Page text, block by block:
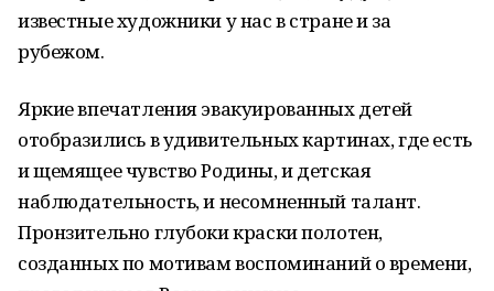
известные художники у нас в стране и за
рубежом.
Яркие впечатления эвакуированных детей
отобразились в удивительных картинах, где есть
и щемящее чувство Родины, и детская
наблюдательность, и несомненный талант.
Пронзительно глубоки краски полотен,
созданных по мотивам воспоминаний о времени,